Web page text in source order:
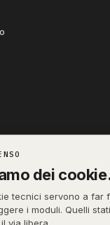
dott.ssa Raffaella &
52, 80141 Napoli
dei
tecnici servono a far
i moduli. Quelli